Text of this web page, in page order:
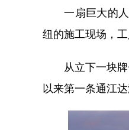
一扇巨大的人
纽的施工现场，
从立下一块牌子
以来第一条通江